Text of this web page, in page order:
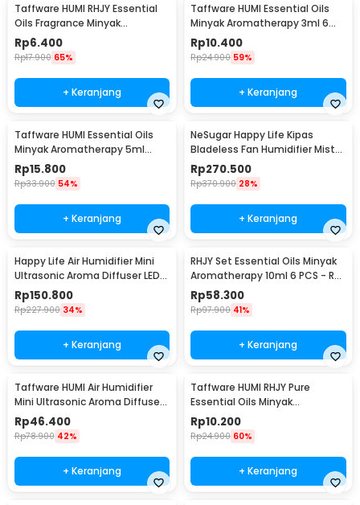
Taffware HUMI RHJY Essential
Oils Fragrance Minyak
Aromatherapy 10ml Mint - RD-
20
Rp6.400
Rp17.900 65%
+ Keranjang
Taffware HUMI Essential Oils
Minyak Aromatherapy 3ml 6
PCS Mixing - RS-15
Rp10.400
Rp24.900 59%
+ Keranjang
Taffware HUMI Essential Oils
Minyak Aromatherapy 5ml
Mixing 6 PCS Mixing - RS-10
Rp15.800
Rp33.900 54%
+ Keranjang
NeSugar Happy Life Kipas
Bladeless Fan Humidifier Mist
LED - R011
Rp270.500
Rp370.900 28%
+ Keranjang
Happy Life Air Humidifier Mini
Ultrasonic Aroma Diffuser LED
RGB 120ml - HL-EOD01
Rp150.800
Rp227.900 34%
+ Keranjang
RHJY Set Essential Oils Minyak
Aromatherapy 10ml 6 PCS - RS-
06
Rp58.300
Rp97.900 41%
+ Keranjang
Taffware HUMI Air Humidifier
Mini Ultrasonic Aroma Diffuser
LED 300ml - H218
Rp46.400
Rp78.900 42%
+ Keranjang
Taffware HUMI RHJY Pure
Essential Oils Minyak
Aromatherapy 10ml Eucalyptus
- RH-15
Rp10.200
Rp24.900 60%
+ Keranjang